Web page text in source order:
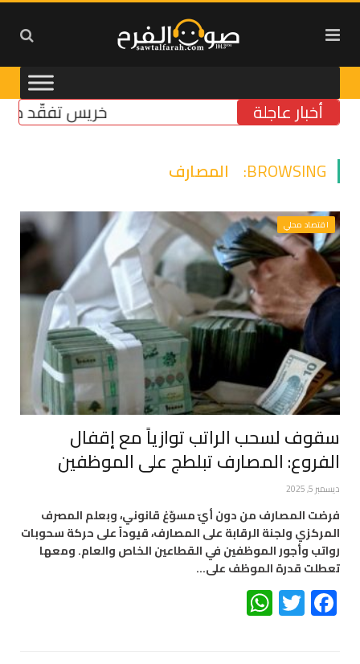
أخبار عاجلة خريس تفقّد مركز
BROWSING: المصارف
اقتصاد محلي
سقوف لسحب الراتب توازياً مع إقفال
الفروع: المصارف تبلطج على الموظفين
ديسمبر 5, 2025
فرضت المصارف من دون أيّ مسوّغ قانوني، وبعلم المصرف
المركزي ولجنة الرقابة على المصارف، قيوداً على حركة سحوبات
رواتب وأجور الموظفين في القطاعين الخاص والعام. ومعها
تعطلت قدرة الموظف على…
Facebook
Twitter